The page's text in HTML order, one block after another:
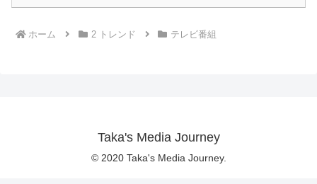
ホーム 2 トレンド テレビ番組
Taka's Media Journey
© 2020 Taka's Media Journey.